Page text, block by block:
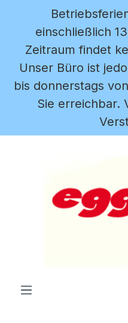
Zum Hauptinhalt springen
einschließlich
Zeitraum findet
Unser Büro ist
bis donnerstags
Sie erreichbar.